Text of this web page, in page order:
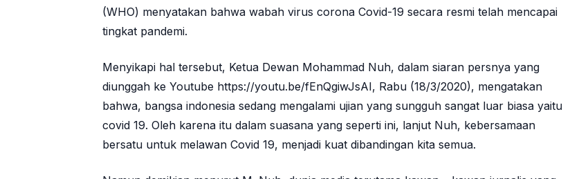
(WHO) menyatakan bahwa wabah virus corona Covid-19 secara resmi telah mencapai
tingkat pandemi.
Menyikapi hal tersebut, Ketua Dewan Mohammad Nuh, dalam siaran persnya yang
diunggah ke Youtube https://youtu.be/fEnQgiwJsAI, Rabu (18/3/2020), mengatakan
bahwa, bangsa indonesia sedang mengalami ujian yang sungguh sangat luar biasa yaitu
covid 19. Oleh karena itu dalam suasana yang seperti ini, lanjut Nuh, kebersamaan
bersatu untuk melawan Covid 19, menjadi kuat dibandingan kita semua.